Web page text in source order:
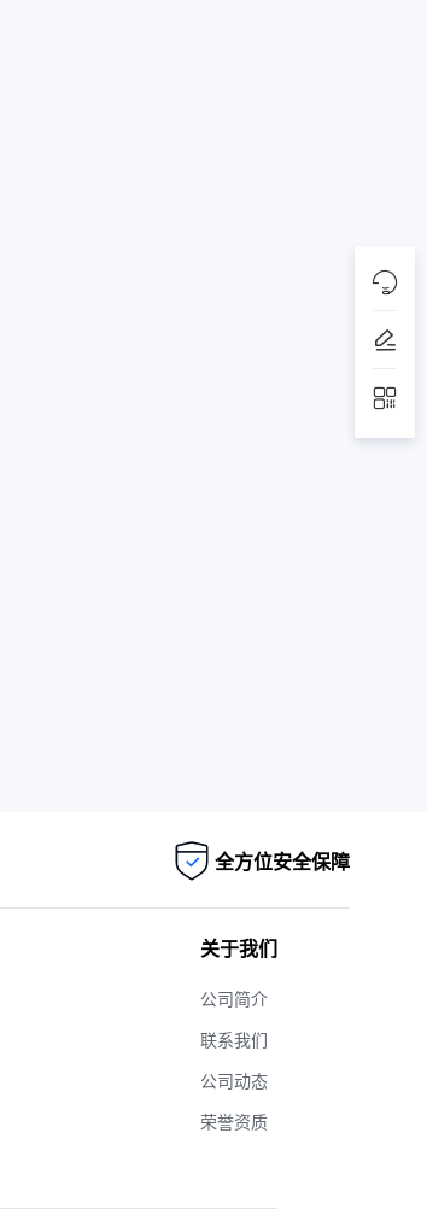
全方位安全保障
关于我们
公司简介
联系我们
公司动态
荣誉资质